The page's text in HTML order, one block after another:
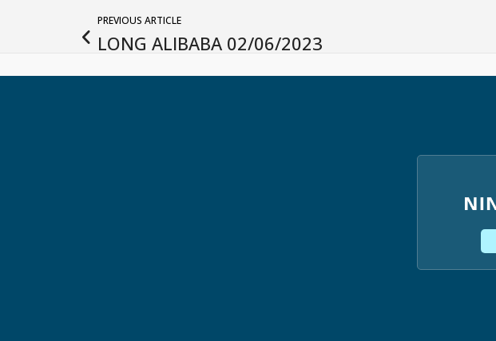
PREVIOUS ARTICLE
LONG ALIBABA 02/06/2023